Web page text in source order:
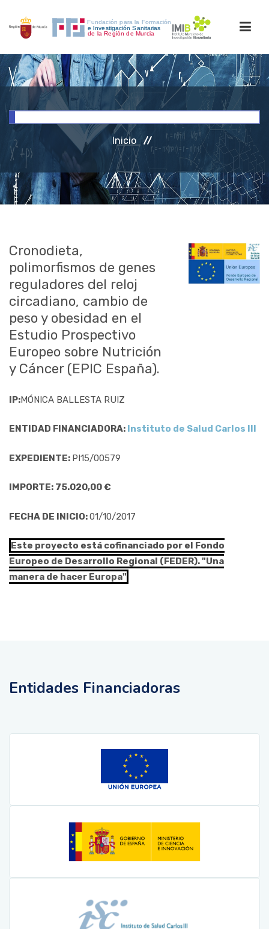
INICIO
INVESTIGACIÓN
RRHH
ACCESO PERSONAL
Inicio
Cronodieta,
polimorfismos de genes
reguladores del reloj
circadiano, cambio de
peso y obesidad en el
Estudio Prospectivo
Europeo sobre Nutrición
y Cáncer (EPIC España).
IP:MÓNICA BALLESTA RUIZ
ENTIDAD FINANCIADORA: Instituto de Salud Carlos III
EXPEDIENTE: PI15/00579
IMPORTE: 75.020,00 €
FECHA DE INICIO:01/10/2017
Este proyecto está cofinanciado por el Fondo
Europeo de Desarrollo Regional (FEDER). "Una
manera de hacer Europa"
Entidades Financiadoras